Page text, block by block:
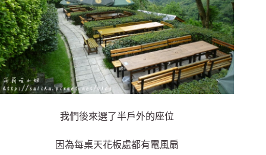
我們後來選了半戶外的座位
因為每桌天花板處都有電風扇